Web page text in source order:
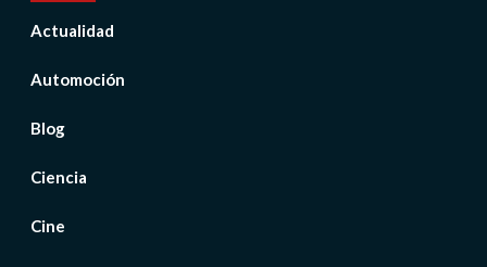
Actualidad
Automoción
Blog
Ciencia
Cine